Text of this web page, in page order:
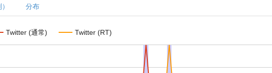
分布
Twitter (通常) Twitter (RT)